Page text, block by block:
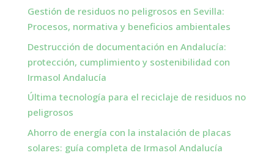
Gestión de residuos no peligrosos en Sevilla:
Procesos, normativa y beneficios ambientales
Destrucción de documentación en Andalucía:
protección, cumplimiento y sostenibilidad con
Irmasol Andalucía
Última tecnología para el reciclaje de residuos no
peligrosos
Ahorro de energía con la instalación de placas
solares: guía completa de Irmasol Andalucía